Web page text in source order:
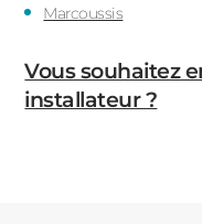
Marcoussis
Vous souhaitez
installateur ?